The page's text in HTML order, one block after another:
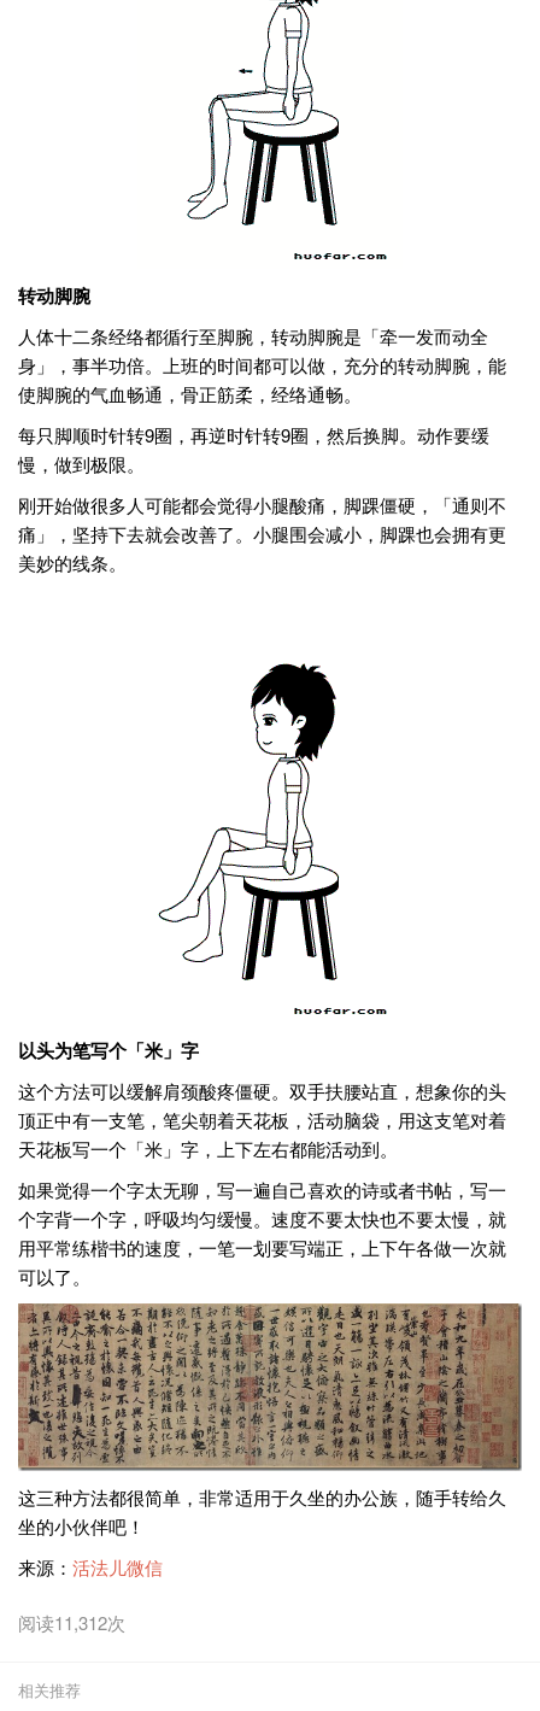
转动脚腕
人体十二条经络都循行至脚腕，转动脚腕是「牵一发而动全
身」，事半功倍。上班的时间都可以做，充分的转动脚腕，能
使脚腕的气血畅通，骨正筋柔，经络通畅。
每只脚顺时针转9圈，再逆时针转9圈，然后换脚。动作要缓
慢，做到极限。
刚开始做很多人可能都会觉得小腿酸痛，脚踝僵硬，「通则不
痛」，坚持下去就会改善了。小腿围会减小，脚踝也会拥有更
美妙的线条。
以头为笔写个「米」字
这个方法可以缓解肩颈酸疼僵硬。双手扶腰站直，想象你的头
顶正中有一支笔，笔尖朝着天花板，活动脑袋，用这支笔对着
天花板写一个「米」字，上下左右都能活动到。
如果觉得一个字太无聊，写一遍自己喜欢的诗或者书帖，写一
个字背一个字，呼吸均匀缓慢。速度不要太快也不要太慢，就
用平常练楷书的速度，一笔一划要写端正，上下午各做一次就
可以了。
这三种方法都很简单，非常适用于久坐的办公族，随手转给久
坐的小伙伴吧！
来源： 活法儿微信
阅读11,312次
相关推荐